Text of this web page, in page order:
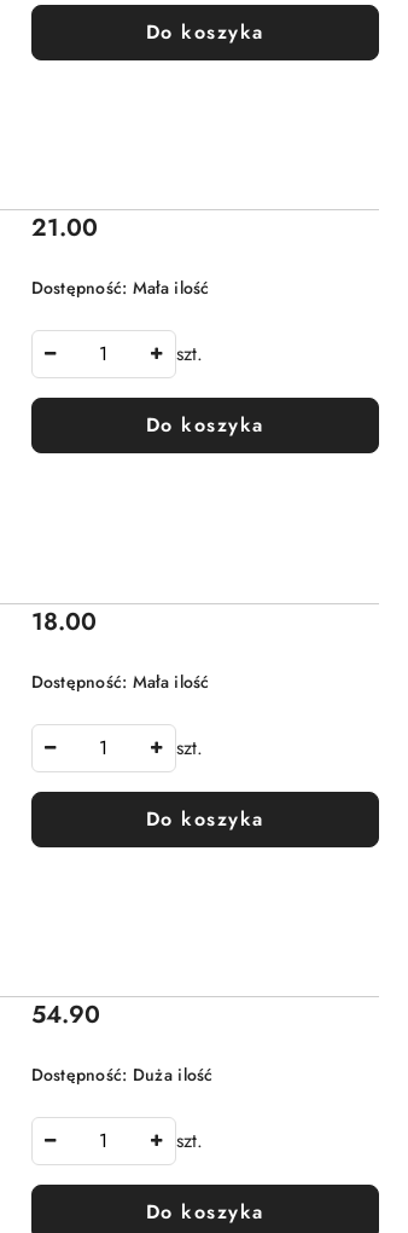
Do koszyka
Cena:
21.00
Dostępność: Mała ilość
szt.
Do koszyka
Cena:
18.00
Dostępność: Mała ilość
szt.
Do koszyka
Cena:
54.90
Dostępność: Duża ilość
szt.
Do koszyka